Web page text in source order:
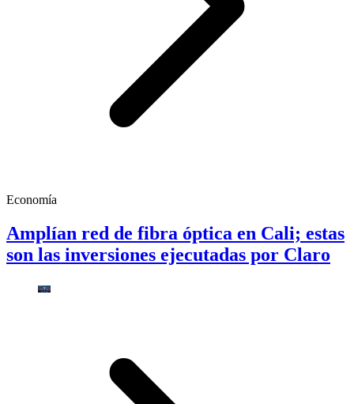
Economía
Amplían red de fibra óptica en Cali; estas
son las inversiones ejecutadas por Claro